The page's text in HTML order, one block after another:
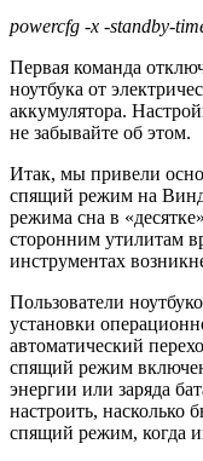
powercfg -x -standby-
Первая команда
ноутбука от
аккумулятора.
не забывайте об этом.
Итак, мы привели
спящий режим на
режима сна в
сторонним утилитам
инструментах
Пользователи
установки
автоматический
спящий режим
энергии или заряда
настроить, насколько
спящий режим, когда